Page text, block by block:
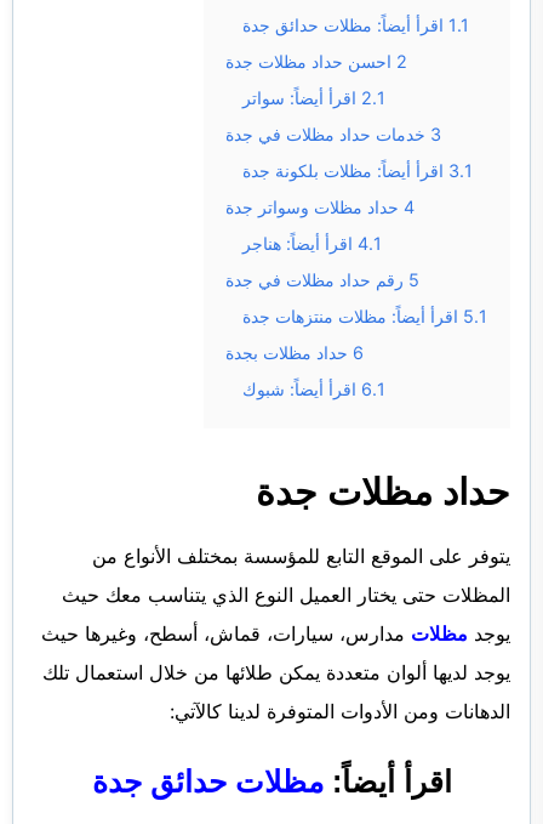
1.1 اقرأ أيضاً: مظلات حدائق جدة
2 احسن حداد مظلات جدة
2.1 اقرأ أيضاً: سواتر
3 خدمات حداد مظلات في جدة
3.1 اقرأ أيضاً: مظلات بلكونة جدة
4 حداد مظلات وسواتر جدة
4.1 اقرأ أيضاً: هناجر
5 رقم حداد مظلات في جدة
5.1 اقرأ أيضاً: مظلات منتزهات جدة
6 حداد مظلات بجدة
6.1 اقرأ أيضاً: شبوك
حداد مظلات جدة
يتوفر على الموقع التابع للمؤسسة بمختلف الأنواع من
المظلات حتى يختار العميل النوع الذي يتناسب معك حيث
يوجد مظلات مدارس، سيارات، قماش، أسطح، وغيرها حيث
يوجد لديها ألوان متعددة يمكن طلائها من خلال استعمال تلك
الدهانات ومن الأدوات المتوفرة لدينا كالآتي:
اقرأ أيضاً:مظلات حدائق جدة